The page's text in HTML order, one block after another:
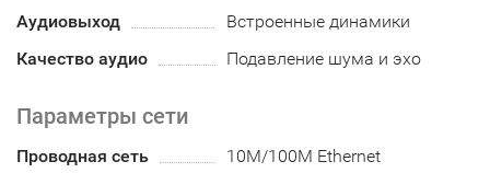
Аудиовыход
Встроенные динамики
Качество аудио
Подавление шума и эхо
Параметры сети
Проводная сеть
10M/100M Ethernet